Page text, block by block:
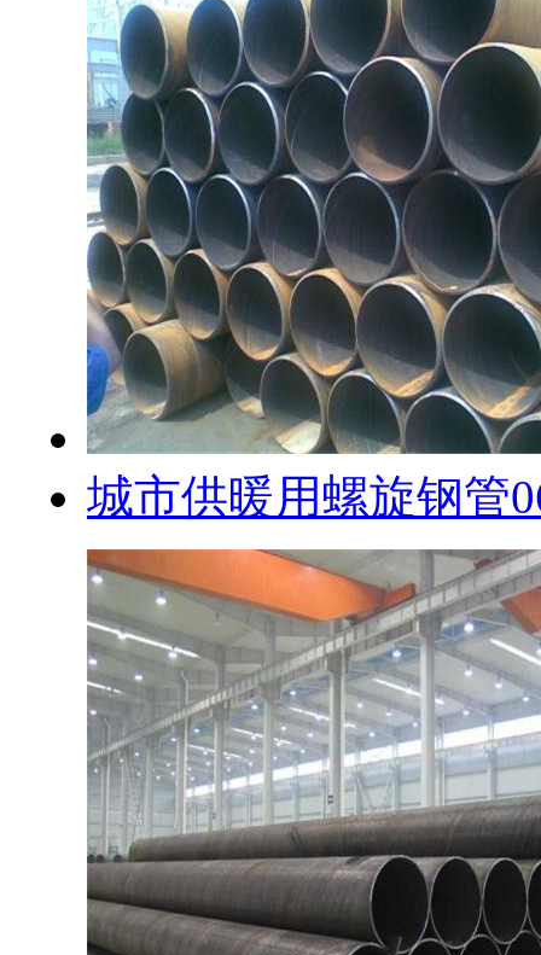
城市供暖用螺旋钢管